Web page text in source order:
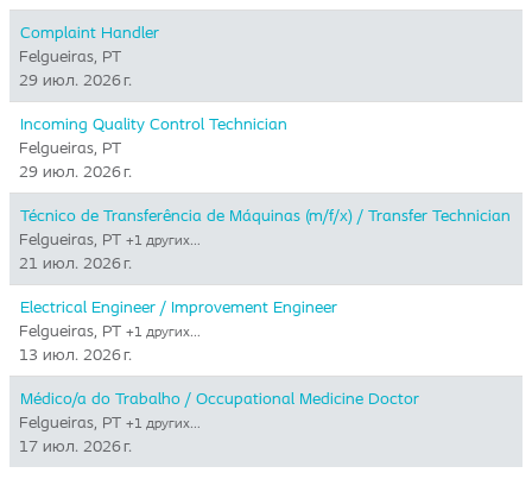
Complaint Handler
Felgueiras, PT
29 июл. 2026 г.
Incoming Quality Control Technician
Felgueiras, PT
29 июл. 2026 г.
Técnico de Transferência de Máquinas (m/f/x) / Transfer Technician
Felgueiras, PT +1 других…
21 июл. 2026 г.
Electrical Engineer / Improvement Engineer
Felgueiras, PT +1 других…
13 июл. 2026 г.
Médico/a do Trabalho / Occupational Medicine Doctor
Felgueiras, PT +1 других…
17 июл. 2026 г.